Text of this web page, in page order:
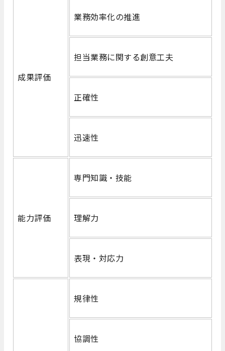
成果評価
業務効率化の推進
担当業務に関する創意工夫
正確性
迅速性
能力評価
専門知識・技能
理解力
表現・対応力
規律性
協調性